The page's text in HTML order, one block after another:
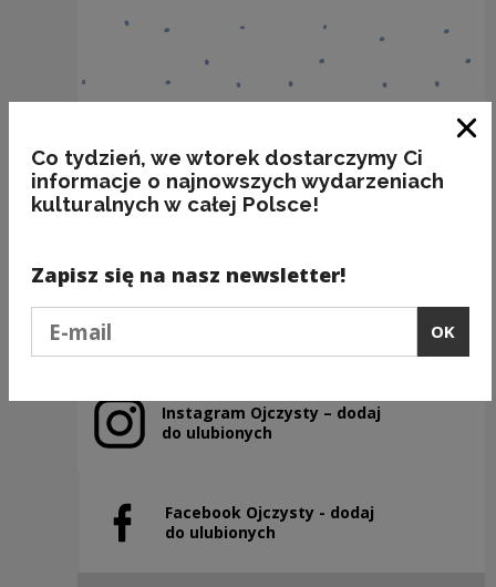
BAKALIE
Next slide
Instagram Ojczysty – dodaj
do ulubionych
Note, the link will open in a new window
Facebook Ojczysty - dodaj
do ulubionych
Note, the link will open in a new window
Co tydzień, we wtorek dostarczymy Ci
informacje o najnowszych wydarzeniach
kulturalnych w całej Polsce!
Zapisz się na nasz newsletter!
OK